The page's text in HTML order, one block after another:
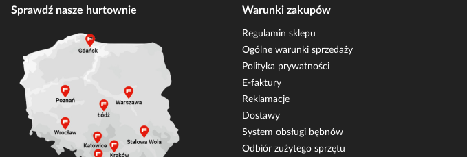
Sprawdź nasze hurtownie Warunki zakupów
Regulamin sklepu
Ogólne warunki sprzedaży
Polityka prywatności
E-faktury
Reklamacje
Dostawy
System obsługi bębnów
Odbiór zużytego sprzętu